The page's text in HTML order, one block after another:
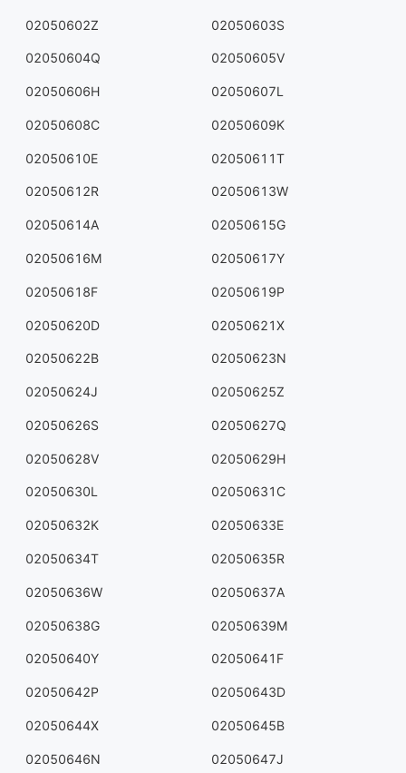
02050602Z 02050603S
02050604Q 02050605V
02050606H 02050607L
02050608C 02050609K
02050610E 02050611T
02050612R 02050613W
02050614A 02050615G
02050616M 02050617Y
02050618F 02050619P
02050620D 02050621X
02050622B 02050623N
02050624J 02050625Z
02050626S 02050627Q
02050628V 02050629H
02050630L 02050631C
02050632K 02050633E
02050634T 02050635R
02050636W 02050637A
02050638G 02050639M
02050640Y 02050641F
02050642P 02050643D
02050644X 02050645B
02050646N 02050647J